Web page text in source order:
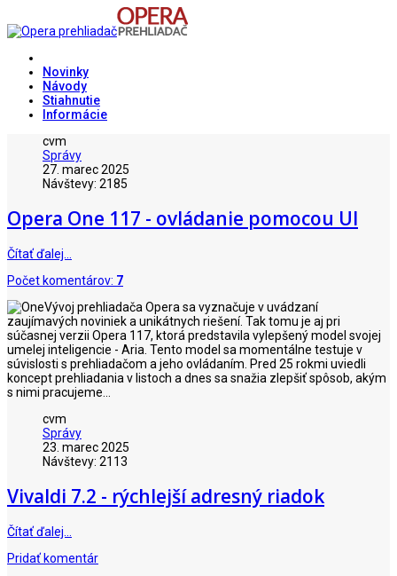
Novinky
Návody
Stiahnutie
Informácie
cvm
Správy
27. marec 2025
Návštevy: 2185
Opera One 117 - ovládanie pomocou UI
Čítať ďalej…
Počet komentárov: 7
Vývoj prehliadača Opera sa vyznačuje v uvádzaní
zaujímavých noviniek a unikátnych riešení. Tak tomu je aj pri
súčasnej verzii Opera 117, ktorá predstavila vylepšený model svojej
umelej inteligencie - Aria. Tento model sa momentálne testuje v
súvislosti s prehliadačom a jeho ovládaním. Pred 25 rokmi uviedli
koncept prehliadania v listoch a dnes sa snažia zlepšiť spôsob, akým
s nimi pracujeme...
cvm
Správy
23. marec 2025
Návštevy: 2113
Vivaldi 7.2 - rýchlejší adresný riadok
Čítať ďalej…
Pridať komentár